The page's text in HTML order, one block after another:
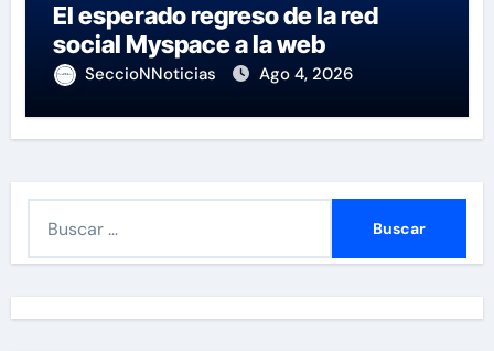
El esperado regreso de la red
social Myspace a la web
SeccioNNoticias Ago 4, 2026